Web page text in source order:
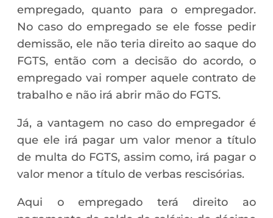
empregado, quanto para o empregador.
No caso do empregado se ele fosse pedir
demissão, ele não teria direito ao saque do
FGTS, então com a decisão do acordo, o
empregado vai romper aquele contrato de
trabalho e não irá abrir mão do FGTS.
Já, a vantagem no caso do empregador é
que ele irá pagar um valor menor a título
de multa do FGTS, assim como, irá pagar o
valor menor a título de verbas rescisórias.
Aqui o empregado terá direito ao